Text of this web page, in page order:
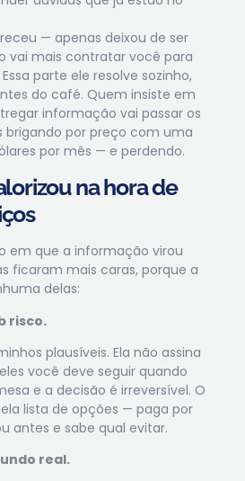
— apenas deixou de ser
vai mais contratar você para
parte ele resolve sozinho,
do café. Quem insiste em
informação vai passar os
brigando por preço com uma
por mês — e perdendo.
na hora de
em que a informação virou
ficaram mais caras, porque a
delas:
risco.
plausíveis. Ela não assina
você deve seguir quando
e a decisão é irreversível. O
lista de opções — paga por
antes e sabe qual evitar.
real.